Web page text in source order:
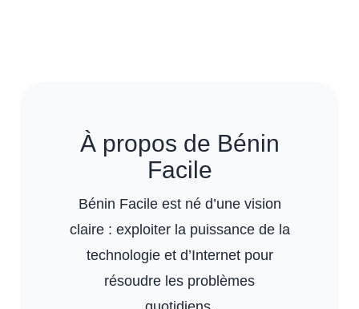
À propos de Bénin
Facile
Bénin Facile est né d’une vision
claire : exploiter la puissance de la
technologie et d’Internet pour
résoudre les problèmes